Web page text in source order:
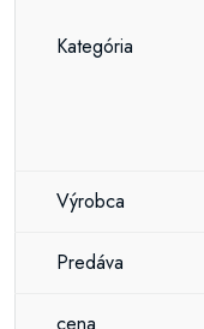
Kategória
Výrobca
Predáva